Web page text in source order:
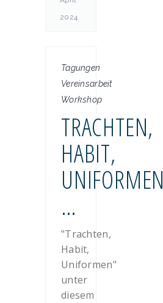
2024
Tagungen
Vereinsarbeit
Workshop
TRACHTEN,
HABIT,
UNIFORMEN
…
"Trachten,
Habit,
Uniformen"
unter
diesem